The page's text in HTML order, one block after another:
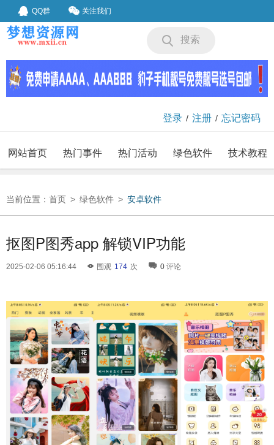
QQ群 关注我们
搜索
登录 / 注册 / 忘记密码
网站首页 热门事件 热门活动 绿色软件 技术教程
当前位置： 首页 > 绿色软件 > 安卓软件
抠图P图秀app 解锁VIP功能
2025-02-06 05:16:44 围观 174 次 0 评论